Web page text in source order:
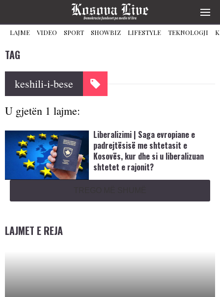
LAJME VIDEO SPORT SHOWBIZ LIFESTYLE TEKNOLOGJI
TAG
keshili-i-bese
U gjetën 1 lajme:
Liberalizimi | Saga evropiane e
padrejtësisë me shtetasit e
Kosovës, kur dhe si u liberalizuan
shtetet e rajonit?
LAJMET E REJA